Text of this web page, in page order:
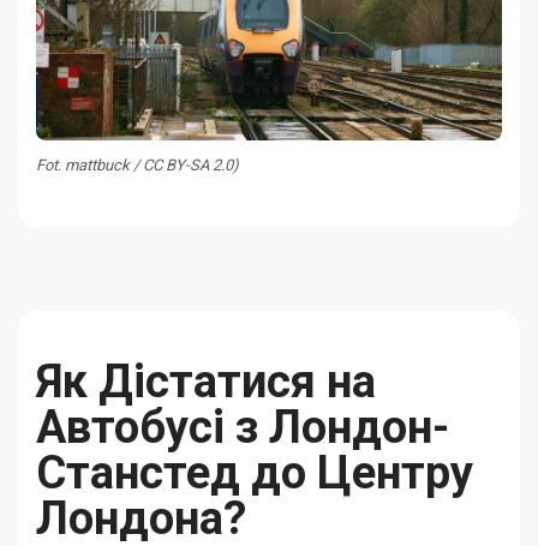
Fot. mattbuck / CC BY-SA 2.0)
Як Дістатися на
Автобусі з Лондон-
Станстед до Центру
Лондона?